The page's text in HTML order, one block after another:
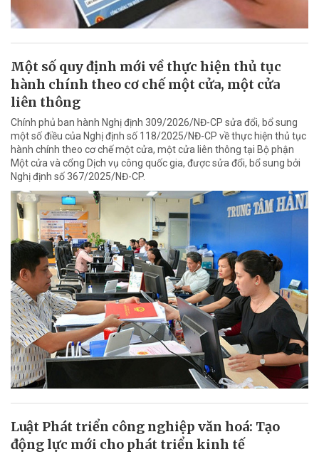
Một số quy định mới về thực hiện thủ tục
hành chính theo cơ chế một cửa, một cửa
liên thông
Chính phủ ban hành Nghị định 309/2026/NĐ-CP sửa đổi, bổ sung
một số điều của Nghị định số 118/2025/NĐ-CP về thực hiện thủ tục
hành chính theo cơ chế một cửa, một cửa liên thông tại Bộ phận
Một cửa và cổng Dịch vụ công quốc gia, được sửa đổi, bổ sung bởi
Nghị định số 367/2025/NĐ-CP.
Luật Phát triển công nghiệp văn hoá: Tạo
động lực mới cho phát triển kinh tế